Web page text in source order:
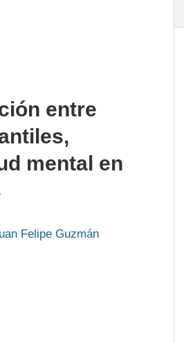
entre
mental en
Felipe Guzmán